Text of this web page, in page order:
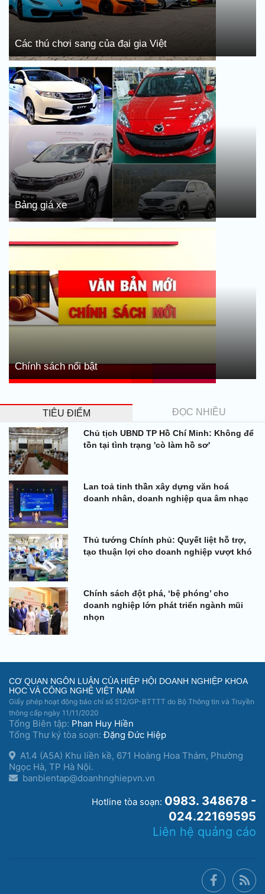
Các thú chơi sang của đại gia Việt
Bảng giá xe
Chính sách nổi bật
TIÊU ĐIỂM ĐỌC NHIỀU
Chủ tịch UBND TP Hồ Chí Minh: Không để
tồn tại tình trạng 'cò làm hồ sơ'
Lan toả tinh thần xây dựng văn hoá
doanh nhân, doanh nghiệp qua âm nhạc
Thủ tướng Chính phủ: Quyết liệt hỗ trợ,
tạo thuận lợi cho doanh nghiệp vượt khó
Chính sách đột phá, ‘bệ phóng’ cho
doanh nghiệp lớn phát triển ngành mũi
nhọn
CƠ QUAN NGÔN LUẬN CỦA HIỆP HỘI DOANH NGHIỆP KHOA
HỌC VÀ CÔNG NGHỆ VIỆT NAM
Giấy phép hoạt động báo chí số 512/GP-BTTTT do Bộ Thông tin và Truyền
thông cấp ngày 11/11/2020
Tổng Biên tập: Phan Huy Hiền
Tổng Thư ký tòa soạn:Đặng Đức Hiệp
A1.4 (A5A) Khu liền kề, 671 Hoàng Hoa Thám, Phường
Ngọc Hà, TP Hà Nội.
banbientap@doanhnghiepvn.vn
Hotline tòa soạn: 0983. 348678 -
024.22169595
Liên hệ quảng cáo